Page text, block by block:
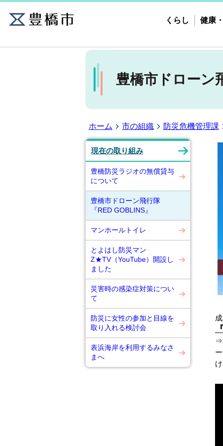
くらし 健康
豊橋市ドローン
ホーム 市の組織 防災危機管理課
現在の取り組み
豊橋防災ラジオの無償貸与
について
豊橋市ドローン飛行隊
『RED GOBLINS』
マンホールトイレ
とよはし防災マン
Z★TV（YouTube）開設し
ました
災害時の感染症対策につい
て
防災に女性の参加と目線を
取り入れる検討会
表浜海岸を利用するみなさ
まへ
⇒